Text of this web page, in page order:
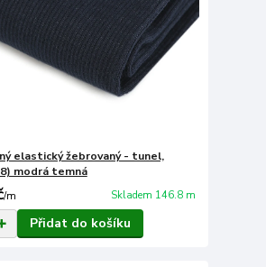
elastický žebrovaný - tunel,
modrá temná
/m Skladem 146.8 m
Přidat do košíku